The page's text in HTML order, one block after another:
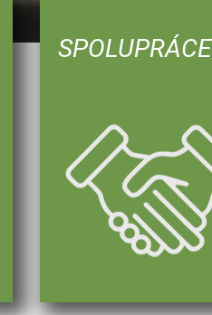
SPOLUPRÁCE